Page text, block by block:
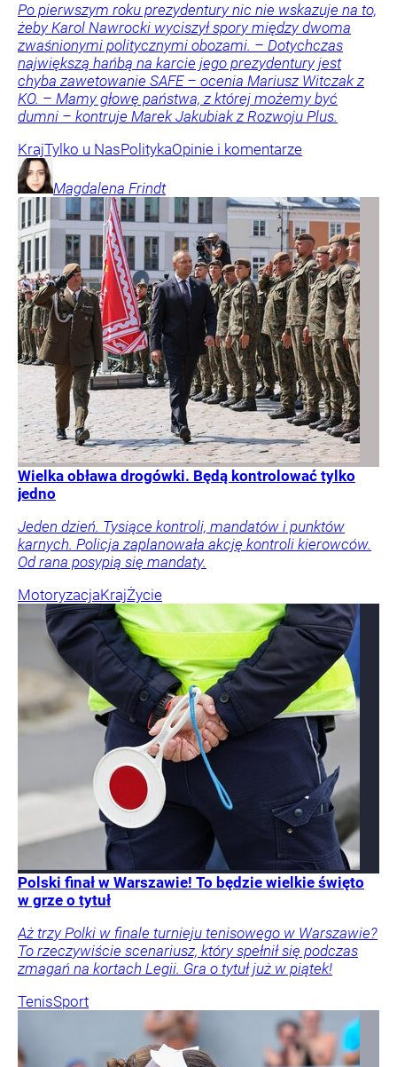
Po pierwszym roku prezydentury nic nie wskazuje na to,
żeby Karol Nawrocki wyciszył spory między dwoma
zwaśnionymi politycznymi obozami. – Dotychczas
największą hańbą na karcie jego prezydentury jest
chyba zawetowanie SAFE – ocenia Mariusz Witczak z
KO. – Mamy głowę państwa, z której możemy być
dumni – kontruje Marek Jakubiak z Rozwoju Plus.
KrajTylko u NasPolitykaOpinie i komentarze
Magdalena Frindt
Wielka obława drogówki. Będą kontrolować tylko
jedno
Jeden dzień. Tysiące kontroli, mandatów i punktów
karnych. Policja zaplanowała akcję kontroli kierowców.
Od rana posypią się mandaty.
MotoryzacjaKrajŻycie
Polski finał w Warszawie! To będzie wielkie święto
w grze o tytuł
Aż trzy Polki w finale turnieju tenisowego w Warszawie?
To rzeczywiście scenariusz, który spełnił się podczas
zmagań na kortach Legii. Gra o tytuł już w piątek!
TenisSport